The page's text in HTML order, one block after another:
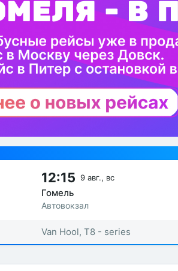
12:15 9 авг., вс
Гомель
Автовокзал
Van Hool, T8 - series